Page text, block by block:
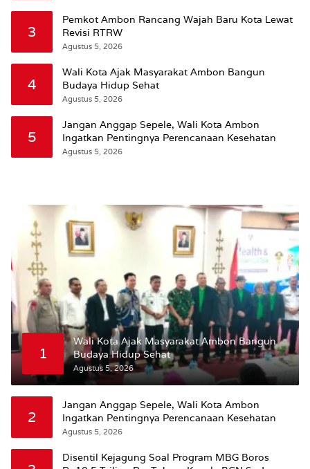
3
Pemkot Ambon Rancang Wajah Baru Kota Lewat
Revisi RTRW
Agustus 5, 2026
4
Wali Kota Ajak Masyarakat Ambon Bangun
Budaya Hidup Sehat
Agustus 5, 2026
5
Jangan Anggap Sepele, Wali Kota Ambon
Ingatkan Pentingnya Perencanaan Kesehatan
Agustus 5, 2026
1
Wali Kota Ajak Masyarakat Ambon Bangun
Budaya Hidup Sehat
Agustus 5, 2026
2
Jangan Anggap Sepele, Wali Kota Ambon
Ingatkan Pentingnya Perencanaan Kesehatan
Agustus 5, 2026
Disentil Kejagung Soal Program MBG Boros